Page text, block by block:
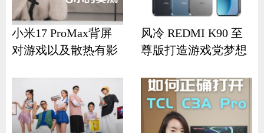
小米17 ProMax背屏
对游戏以及散热有影
风冷 REDMI K90 至
尊版打造游戏党梦想